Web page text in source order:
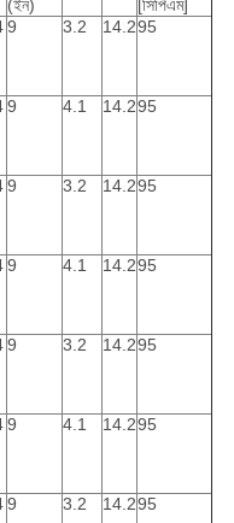
(ইন)
[সিপিএম]
9 3.2 14.295
9 4.1 14.295
9 3.2 14.295
9 4.1 14.295
9 3.2 14.295
9 4.1 14.295
9 3.2 14.295